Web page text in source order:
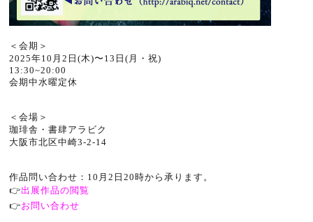
＜会期＞
2025年10月2日(木)〜13日(月・祝)
13:30~20:00
会期中水曜定休
＜会場＞
珈琲舎・書肆アラビク
大阪市北区中崎3-2-14
作品問い合わせ：10月2日20時から承ります。
👉出展作品の閲覧
👉お問い合わせ